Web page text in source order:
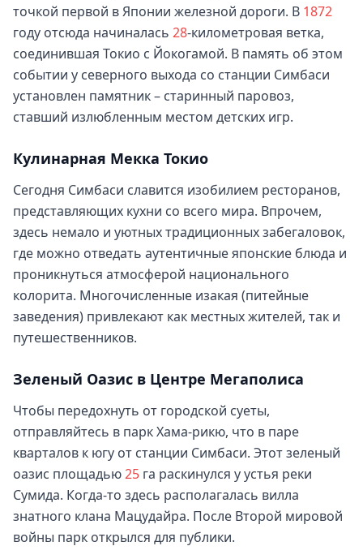
точкой первой в Японии железной дороги. В 1872
году отсюда начиналась 28-километровая ветка,
соединившая Токио с Йокогамой. В память об этом
событии у северного выхода со станции Симбаси
установлен памятник – старинный паровоз,
ставший излюбленным местом детских игр.
Кулинарная Мекка Токио
Сегодня Симбаси славится изобилием ресторанов,
представляющих кухни со всего мира. Впрочем,
здесь немало и уютных традиционных забегаловок,
где можно отведать аутентичные японские блюда и
проникнуться атмосферой национального
колорита. Многочисленные изакая (питейные
заведения) привлекают как местных жителей, так и
путешественников.
Зеленый Оазис в Центре Мегаполиса
Чтобы передохнуть от городской суеты,
отправляйтесь в парк Хама-рикю, что в паре
кварталов к югу от станции Симбаси. Этот зеленый
оазис площадью25 га раскинулся у устья реки
Сумида. Когда-то здесь располагалась вилла
знатного клана Мацудайра. После Второй мировой
войны парк открылся для публики.